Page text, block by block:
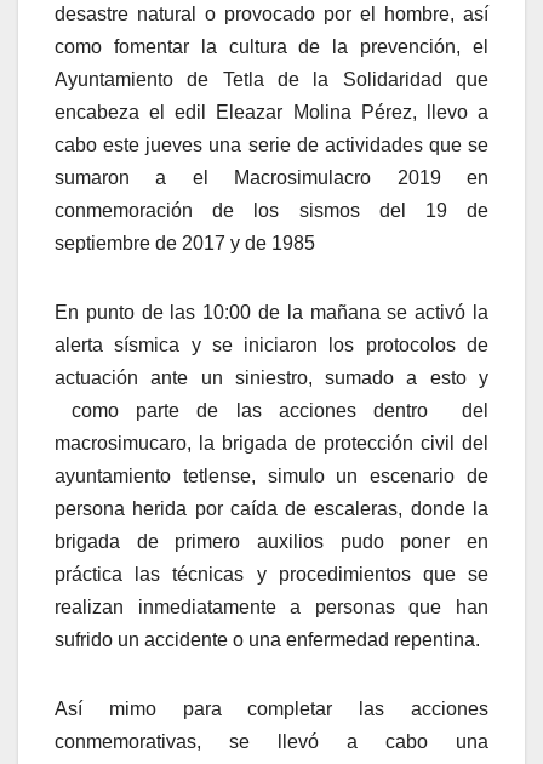
desastre natural o provocado por el hombre, así
como fomentar la cultura de la prevención, el
Ayuntamiento de Tetla de la Solidaridad que
encabeza el edil Eleazar Molina Pérez, llevo a
cabo este jueves una serie de actividades que se
sumaron a el Macrosimulacro 2019 en
conmemoración de los sismos del 19 de
septiembre de 2017 y de 1985
En punto de las 10:00 de la mañana se activó la
alerta sísmica y se iniciaron los protocolos de
actuación ante un siniestro, sumado a esto y
como parte de las acciones dentro del
macrosimucaro, la brigada de protección civil del
ayuntamiento tetlense, simulo un escenario de
persona herida por caída de escaleras, donde la
brigada de primero auxilios pudo poner en
práctica las técnicas y procedimientos que se
realizan inmediatamente a personas que han
sufrido un accidente o una enfermedad repentina.
Así mimo para completar las acciones
conmemorativas, se llevó a cabo una